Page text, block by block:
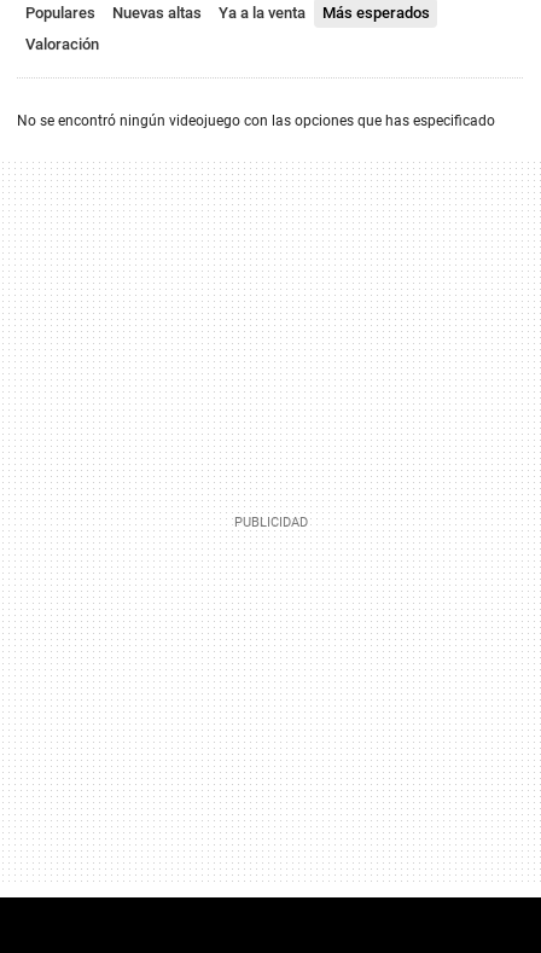
Populares Nuevas altas Ya a la venta
Más esperados
Valoración
No se encontró ningún videojuego con las opciones que has especificado